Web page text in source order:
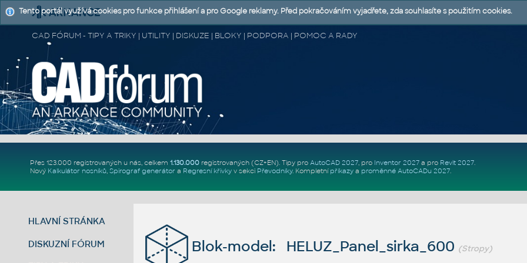
CAD FÓRUM - TIPY A TRIKY | UTILITY | DISKUZE | BLOKY | PODPORA | POMOC A RADY
Přes 123.000 registrovaných u nás, celkem 1.130.000registrovaných (CZ+EN). Tipy pro AutoCAD 2027, pro Inventor 2027a pro Revit 2027.
Nový Kalkulátor nosníků, Spirograf generátor a Regresní křivkyv sekci Převodníky. Kompletní příkazya proměnné AutoCADu 2027.
HLAVNÍ STRÁNKA
DISKUZNÍ FÓRUM Blok-model: HELUZ_Panel_sirka_600 (Stropy)
Tento portál využívá cookies pro funkce přihlášení a pro Google reklamy. Před pokračováním vyjadřete, zda souhlasíte s použitím cookies.